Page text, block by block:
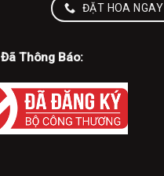
ĐẶT HOA NGAY
Đã Thông Báo: